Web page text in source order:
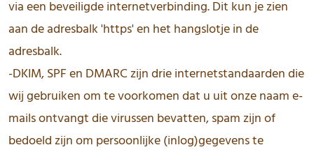
via een beveiligde internetverbinding. Dit kun je zien
aan de adresbalk 'https' en het hangslotje in de
adresbalk.
-DKIM, SPF en DMARC zijn drie internetstandaarden die
wij gebruiken om te voorkomen dat u uit onze naam e-
mails ontvangt die virussen bevatten, spam zijn of
bedoeld zijn om persoonlijke (inlog)gegevens te